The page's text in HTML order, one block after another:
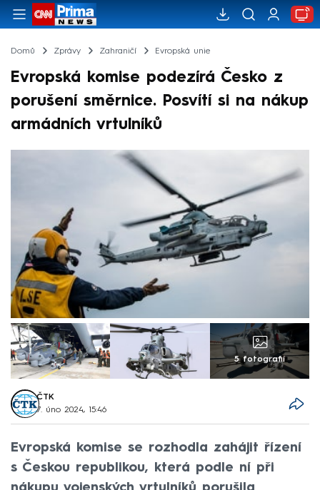
Domů Zprávy Zahraničí Evropská unie
Evropská komise podezírá Česko z
porušení směrnice. Posvítí si na nákup
armádních vrtulníků
5 fotografií
ČTK
7. úno 2024, 15:46
Evropská komise se rozhodla zahájit řízení
s Českou republikou, která podle ní při